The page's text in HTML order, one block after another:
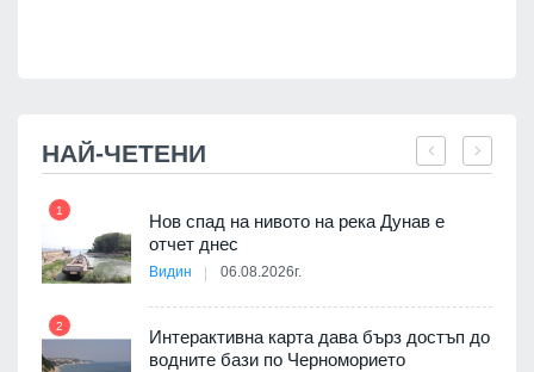
НАЙ-ЧЕТЕНИ
1
Нов спад на нивото на река Дунав е
отчет днес
Видин 06.08.2026г.
2
Интерактивна карта дава бърз достъп до
водните бази по Черноморието